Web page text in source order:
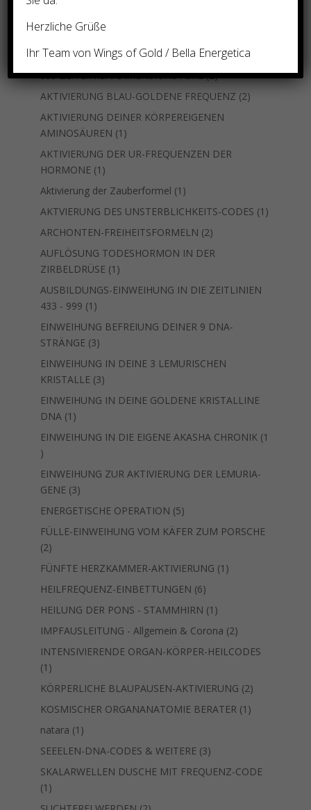
AKTIVIERUNGEN
22
Produkte
999 ZEITLINIEN/DIMENSIONSTORE 22
Produkte
AKTIVIERUNG BLAU-GOLDENE FREQUENZ 22
AKTIVIERUNG DEINER KÖRPEREIGENEN
AMINOSÄUREN 1 1
Produkt
AKTIVIERUNG DER UR-FREQUENZEN DER
HORMONE 1 1
Produkt
Aktivierung der Zauberformel 1 1
Produkt
AKTVIERUNG DES UNSTERBLICHKEITS-CODES 1 1
ARCHONTEN-FREIHEITSFORMELN 22
Produkte
AUFLÖSUNG TODESHORMON IN DER
ZIRBELDRÜSE 1 1
Produkt
AUSBILDUNGS-EINWEIHUNG IN DIE ZEITLINIEN
433 - 999 1 1
Produkt
EINWEIHUNG BEFREIUNG DEINER 9 DNA-
STRÄNGE 33
Produkte
EINWEIHUNG IN DEINE 3 LEMURISCHEN
KRISTALLE 33
Produkte
EINWEIHUNG IN DEINE GOLDENE KRISTALLINE
DNA 1 1
Produkt
EINWEIHUNG IN DIE EIGENE AKASHA CHRONIK 1
1
Produkt
EINWEIHUNG ZUR AKTIVIERUNG DER LEMURIA-
GENE 33
Produkte
ENERGETISCHE OPERATION 55
Produkte
FÜLLE-EINWEIHUNG VOM KÄFER ZUM PORSCHE
22
Produkte
FÜNFTE HERZKAMMER-AKTIVIERUNG 1 1
HEILFREQUENZ-EINBETTUNGEN 66
Produkte
HEILUNG DER PONS - STAMMHIRN 1 1
Produkt
IMPFAUSLEITUNG - Allgemein & Corona 22
Produkte
INTENSIVIERENDE ORGAN-KÖRPER-HEILCODES
1 1
Produkt
KÖRPERLICHE BLAUPAUSEN-AKTIVIERUNG 22
Produkte
KOSMISCHER ORGANANATOMIE BERATER 1 1
natara 1 1
Produkt
SEEELEN-DNA-CODES & WEITERE 33
Produkte
SKALARWELLEN DUSCHE MIT FREQUENZ-CODE
1 1
Produkt
Herzliche Grüße
Ihr Team von Wings of Gold / Bella Energetica